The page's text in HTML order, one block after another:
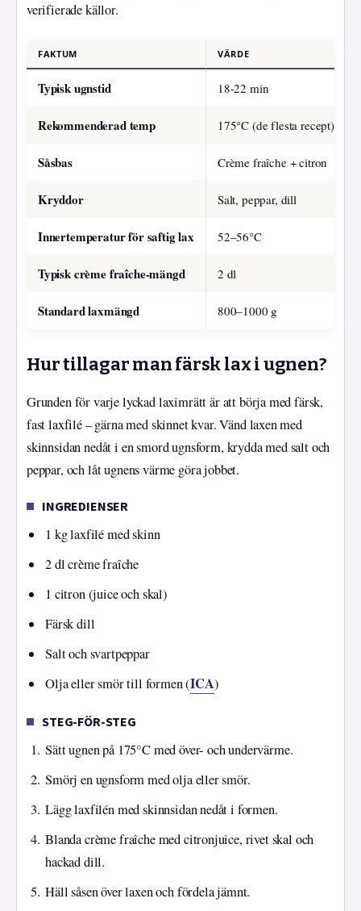
verifierade källor.
FAKTUM VÄRDE
Typisk ugnstid 18-22 min
Rekommenderad temp 175°C (de flesta recept)
Såsbas Crème fraîche + citron
Kryddor Salt, peppar, dill
Innertemperatur för saftig lax 52–56°C
Typisk crème fraîche-mängd 2 dl
Standard laxmängd 800–1000 g
Hur tillagar man färsk lax i ugnen?
Grunden för varje lyckad laximrätt är att börja med färsk,
fast laxfilé – gärna med skinnet kvar. Vänd laxen med
skinnsidan nedåt i en smord ugnsform, krydda med salt och
peppar, och låt ugnens värme göra jobbet.
INGREDIENSER
1 kg laxfilé med skinn
2 dl crème fraîche
1 citron (juice och skal)
Färsk dill
Salt och svartpeppar
Olja eller smör till formen (ICA)
STEG-FÖR-STEG
Sätt ugnen på 175°C med över- och undervärme.
Smörj en ugnsform med olja eller smör.
Lägg laxfilén med skinnsidan nedåt i formen.
Blanda crème fraîche med citronjuice, rivet skal och
hackad dill.
Häll såsen över laxen och fördela jämnt.